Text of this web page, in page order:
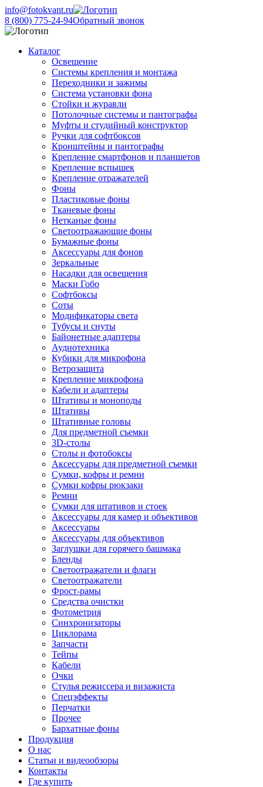
info@fotokvant.ru
8 (800) 775-24-94Обратный звонок
Каталог
Освещение
Системы крепления и монтажа
Переходники и зажимы
Система установки фона
Стойки и журавли
Потолочные системы и пантографы
Муфты и студийный конструктор
Ручки для софтбоксов
Кронштейны и пантографы
Крепление смартфонов и планшетов
Крепление вспышек
Крепление отражателей
Фоны
Пластиковые фоны
Тканевые фоны
Нетканые фоны
Светоотражающие фоны
Бумажные фоны
Аксессуары для фонов
Зеркальные
Насадки для освещения
Маски Гобо
Софтбоксы
Соты
Модификаторы света
Тубусы и снуты
Байонетные адаптеры
Аудиотехника
Кубики для микрофона
Ветрозащита
Крепление микрофона
Кабели и адаптеры
Штативы и моноподы
Штативы
Штативные головы
Для предметной съемки
3D-столы
Столы и фотобоксы
Аксессуары для предметной съемки
Сумки, кофры и ремни
Сумки кофры рюкзаки
Ремни
Сумки для штативов и стоек
Аксессуары для камер и объективов
Аксессуары
Аксессуары для объективов
Заглушки для горячего башмака
Бленды
Светоотражатели и флаги
Светоотражатели
Фрост-рамы
Средства очистки
Фотометрия
Синхронизаторы
Циклорама
Запчасти
Тейпы
Кабели
Очки
Стулья режиссера и визажиста
Спецэффекты
Перчатки
Прочее
Бархатные фоны
Продукция
О нас
Статьи и видеообзоры
Контакты
Где купить